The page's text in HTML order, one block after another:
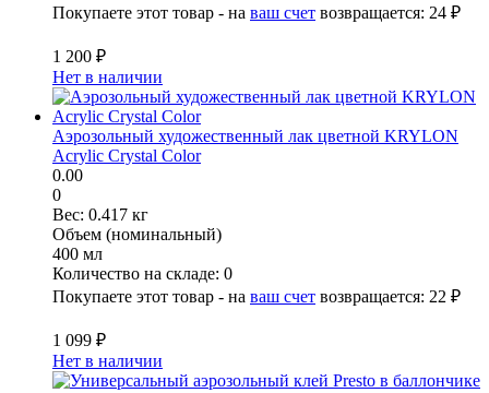
Покупаете этот товар - на ваш счет возвращается: 24 ₽
1 200 ₽
Нет в наличии
Аэрозольный художественный лак цветной KRYLON
Acrylic Crystal Color
0.00
0
Вес: 0.417 кг
Объем (номинальный)
400 мл
Количество на складе: 0
Покупаете этот товар - на ваш счет возвращается: 22 ₽
1 099 ₽
Нет в наличии